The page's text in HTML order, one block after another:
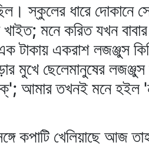
স্কুলের ধারে দোকানে
খাইত; মনে করিত যখন
একরাশ লজঞ্জুস
মুখে ছেলেমানুষের
আমার তখনই মনে
কপাটি খেলিয়াছে আজ